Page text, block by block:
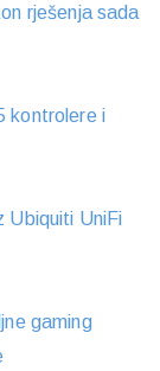
rješenja sada
kontrolere i
Ubiquiti UniFi
gaming